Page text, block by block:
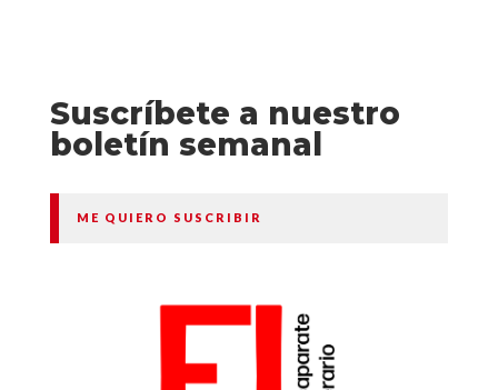
Suscríbete a nuestro
boletín semanal
ME QUIERO SUSCRIBIR